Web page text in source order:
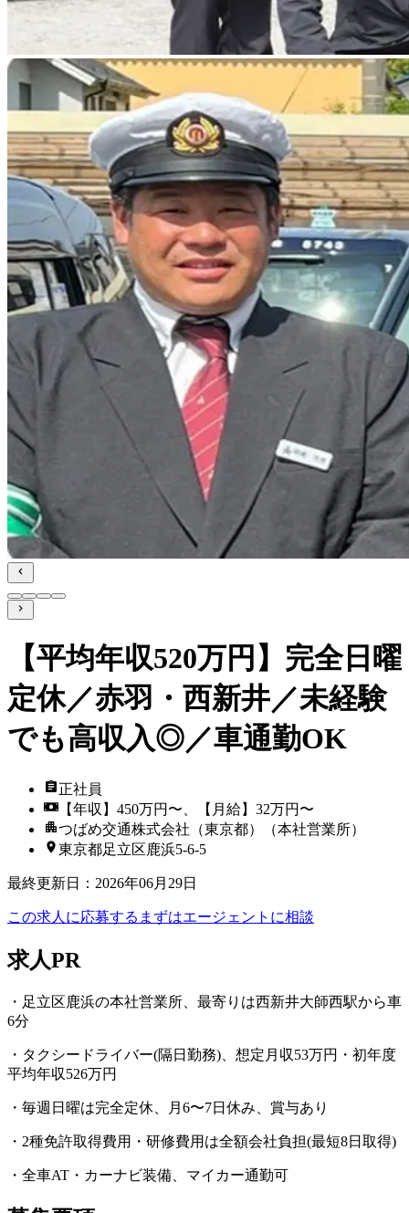
【平均年収520万円】完全日曜
定休／赤羽・西新井／未経験
でも高収入◎／車通勤OK
正社員
【年収】450万円〜、【月給】32万円〜
つばめ交通株式会社（東京都）（本社営業所）
東京都足立区鹿浜5-6-5
最終更新日 ： 2026年06月29日
この求人に応募する まずはエージェントに相談
求人PR
・足立区鹿浜の本社営業所、最寄りは西新井大師西駅から車
6分
・タクシードライバー(隔日勤務)、想定月収53万円・初年度
平均年収526万円
・毎週日曜は完全定休、月6〜7日休み、賞与あり
・2種免許取得費用・研修費用は全額会社負担(最短8日取得)
・全車AT・カーナビ装備、マイカー通勤可